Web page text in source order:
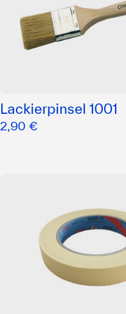
Lackierpinsel 1001
2,90 €